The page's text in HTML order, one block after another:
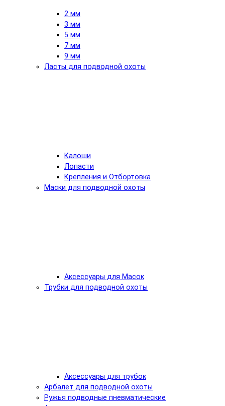
2 мм
3 мм
5 мм
7 мм
9 мм
Ласты для подводной охоты
Калоши
Лопасти
Крепления и Отбортовка
Маски для подводной охоты
Аксессуары для Масок
Трубки для подводной охоты
Аксессуары для трубок
Арбалет для подводной охоты
Ружья подводные пневматические